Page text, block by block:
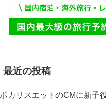
最近の投稿
ポカリスエットのCMに新子